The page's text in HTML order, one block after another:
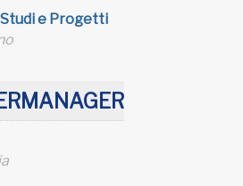
e Progetti